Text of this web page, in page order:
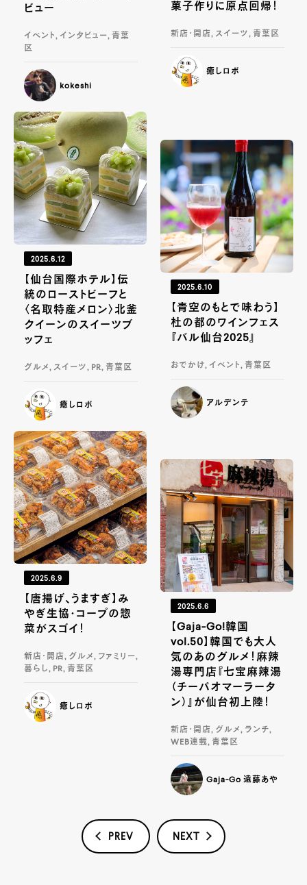
ビュー
イベント, インタビュー, 青葉
区
kokeshi
菓子作りに原点回帰！
新店・開店, スイーツ, 青葉区
癒しロボ
2025.6.12
【仙台国際ホテル】伝
統のローストビーフと
〈名取特産メロン〉北釜
クイーンのスイーツブ
ッフェ
グルメ, スイーツ, PR, 青葉区
癒しロボ
2025.6.10
【青空のもとで味わう】
杜の都のワインフェス
『バル仙台2025』
おでかけ, イベント, 青葉区
アルデンテ
2025.6.9
【唐揚げ、うますぎ】み
やぎ生協・コープの惣
菜がスゴイ！
新店・開店, グルメ, ファミリー,
暮らし, PR, 青葉区
癒しロボ
2025.6.6
【Gaja-Go!韓国
vol.50】韓国でも大人
気のあのグルメ！麻辣
湯専門店『七宝麻辣湯
（チーパオマーラータ
ン）』が仙台初上陸！
新店・開店, グルメ, ランチ,
WEB連載, 青葉区
Gaja-Go 遠藤あや
PREV NEXT